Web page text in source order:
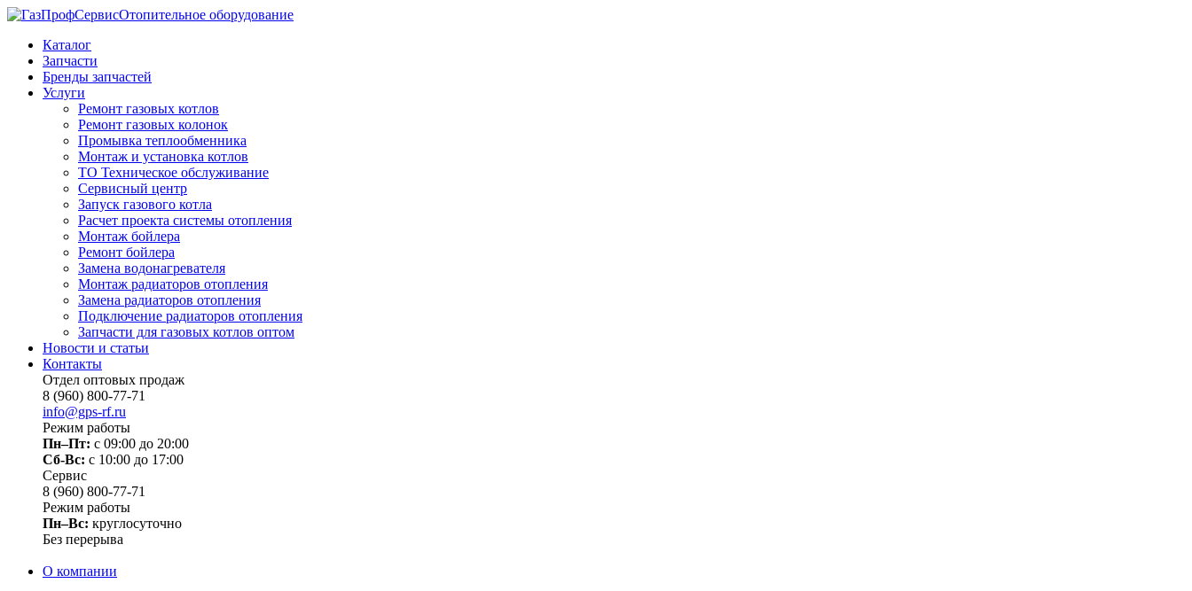
Отопительное оборудование
Каталог
Запчасти
Бренды запчастей
Услуги
Ремонт газовых котлов
Ремонт газовых колонок
Промывка теплообменника
Монтаж и установка котлов
ТО Техническое обслуживание
Сервисный центр
Запуск газового котла
Расчет проекта системы отопления
Монтаж бойлера
Ремонт бойлера
Замена водонагревателя
Монтаж радиаторов отопления
Замена радиаторов отопления
Подключение радиаторов отопления
Запчасти для газовых котлов оптом
Новости и статьи
Контакты
Отдел оптовых продаж
8 (960) 800-77-71
info@gps-rf.ru
Режим работы
Пн–Пт: с 09:00 до 20:00
Сб-Вс: c 10:00 до 17:00
Сервис
8 (960) 800-77-71
Режим работы
Пн–Вс: круглосуточно
Без перерыва
О компании